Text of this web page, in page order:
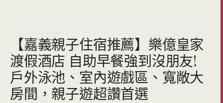
【嘉義親子住宿推薦】樂億皇家
渡假酒店 自助早餐強到沒朋友!
戶外泳池、室內遊戲區、寬敞大
房間，親子遊超讚首選